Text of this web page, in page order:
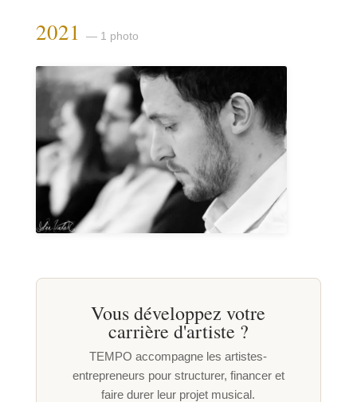
2021 — 1 photo
Vous développez votre
carrière d'artiste ?
TEMPO accompagne les artistes-
entrepreneurs pour structurer, financer et
faire durer leur projet musical.